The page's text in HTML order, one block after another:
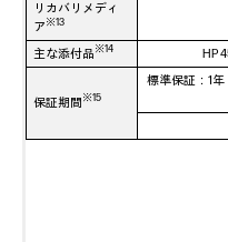
リカバリメディ
ア※13
主な添付品※14 HP
保証期間※15
標準保証：1